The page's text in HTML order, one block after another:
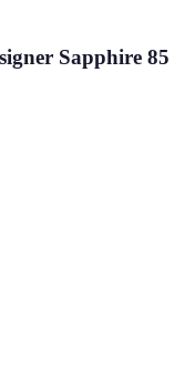
Sapphire 85